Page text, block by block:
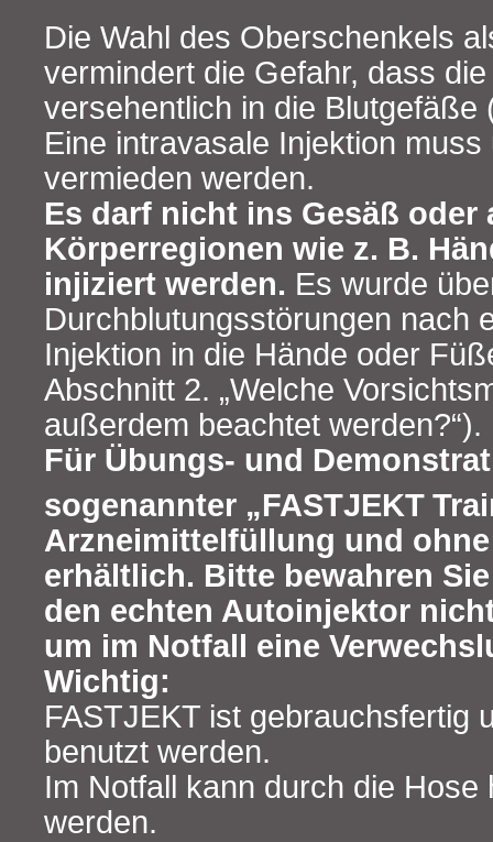
Die Wahl des Oberschenkels
vermindert die Gefahr, dass
versehentlich in die Blutgefäße
Eine intravasale Injektion muss
vermieden werden.
Es darf nicht ins Gesäß oder
Körperregionen wie z. B.
injiziert werden. Es wurde
Durchblutungsstörungen nach
Injektion in die Hände oder
Abschnitt 2. „Welche
außerdem beachtet werden?“).
Für Übungs- und
sogenannter „FASTJEKT
Arzneimittelfüllung und
erhältlich. Bitte bewahren
den echten Autoinjektor
um im Notfall eine
Wichtig:
FASTJEKT ist gebrauchsfertig
benutzt werden.
Im Notfall kann durch die Hose
werden.